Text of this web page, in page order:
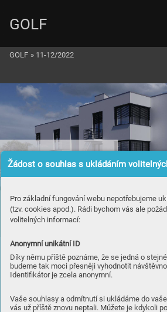
Žádost o souhlas s ukládáním
Pro základní fungování webu nepotřebujeme
(tzv. cookies apod.). Rádi bychom vás ale
volitelných informací:
Anonymní unikátní ID
Díky němu příště poznáme, že se jedná o
budeme tak moci přesněji vyhodnotit
Identifikátor je zcela anonymní.
Vaše souhlasy a odmítnutí si ukládáme do
vás už příště znovu neptali. Můžete je kdykoli
GOLF
GOLF » 11-12/2022